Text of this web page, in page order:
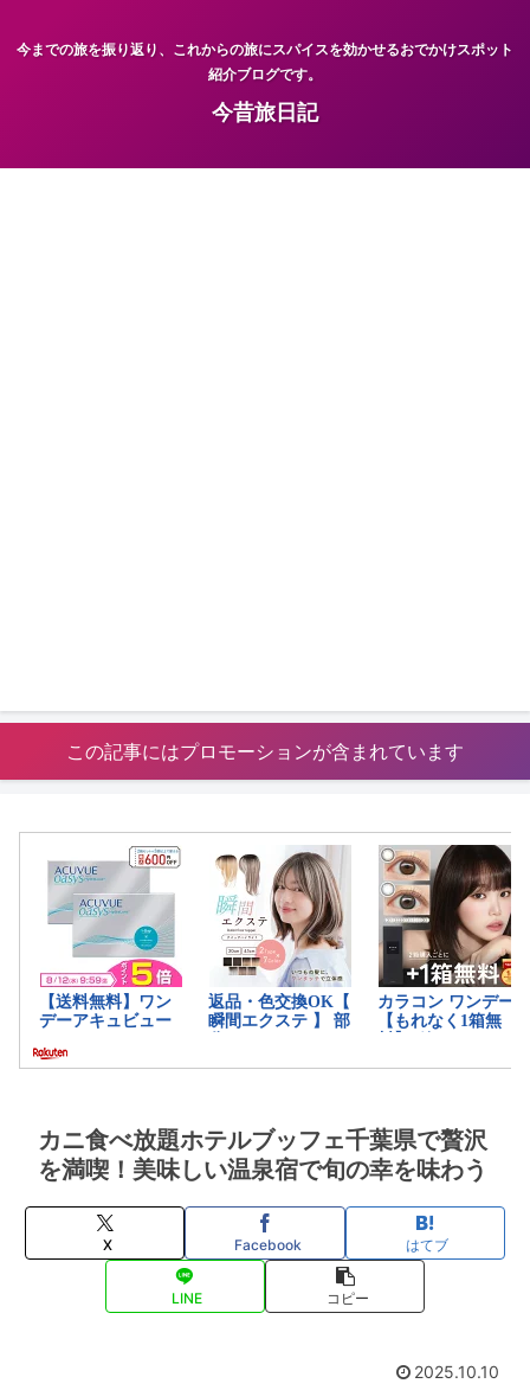
今までの旅を振り返り、これからの旅にスパイスを効かせるおでかけスポット
紹介ブログです。
今昔旅日記
この記事にはプロモーションが含まれています
カニ食べ放題ホテルブッフェ千葉県で贅沢
を満喫！美味しい温泉宿で旬の幸を味わう
X Facebook はてブ
LINE コピー
2025.10.10